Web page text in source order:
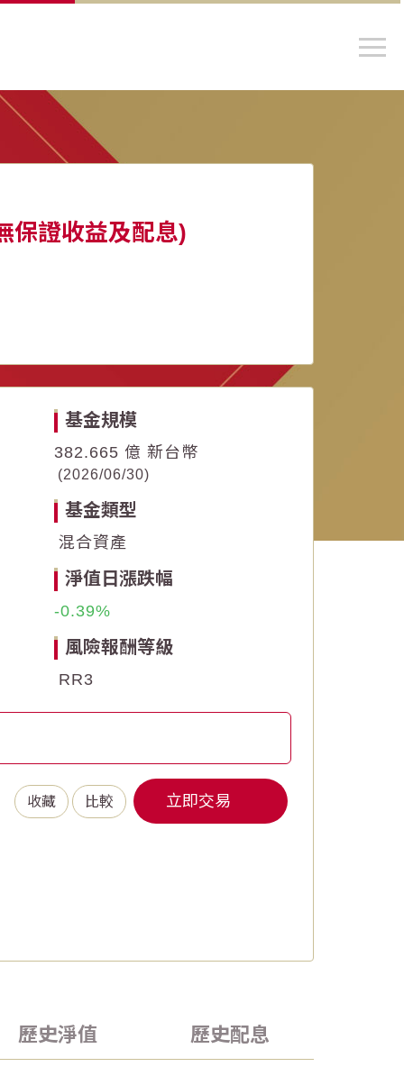
保證收益及配息)
基金規模
382.665 億 新台幣
2026/06/30
基金類型
混合資產
淨值日漲跌幅
-0.39
風險報酬等級
RR3
收藏 比較 立即交易
歷史淨值 歷史配息